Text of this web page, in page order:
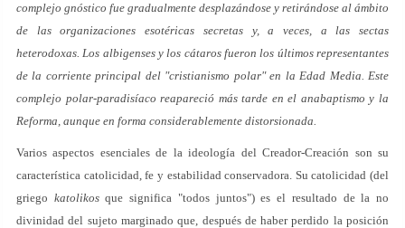
complejo gnóstico fue gradualmente desplazándose y retirándose al ámbito
de las organizaciones esotéricas secretas y, a veces, a las sectas
heterodoxas. Los albigenses y los cátaros fueron los últimos representantes
de la corriente principal del "cristianismo polar" en la Edad Media. Este
complejo polar-paradisíaco reapareció más tarde en el anabaptismo y la
Reforma, aunque en forma considerablemente distorsionada.
Varios aspectos esenciales de la ideología del Creador-Creación son su
característica catolicidad, fe y estabilidad conservadora. Su catolicidad (del
griego katolikosque significa "todos juntos") es el resultado de la no
divinidad del sujeto marginado que, después de haber perdido la posición